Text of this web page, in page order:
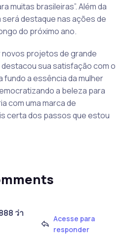
muitas brasileiras”. Além da
destaque nas ações de
do próximo ano.
projetos de grande
sua satisfação com o
fundo a essência da mulher
a beleza para
com uma marca de
certa dos passos que estou
ว่า
Acesse para
responder